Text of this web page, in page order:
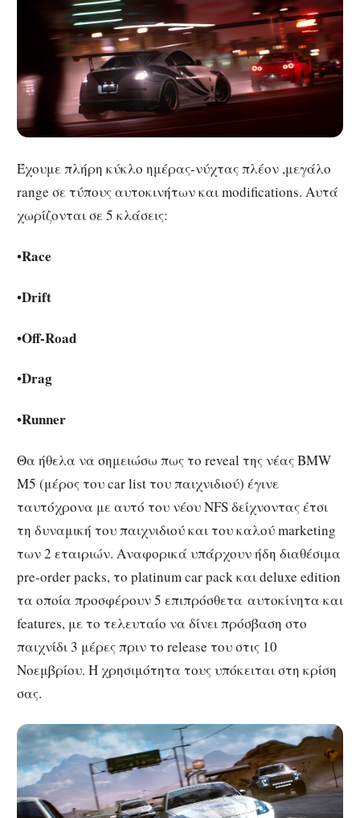
Έχουμε πλήρη κύκλο ημέρας-νύχτας πλέον ,μεγάλο
range σε τύπους αυτοκινήτων και modifications. Αυτά
χωρίζονται σε 5 κλάσεις:
•Race
•Drift
•Off-Road
•Drag
•Runner
Θα ήθελα να σημειώσω πως το reveal της νέας BMW
M5 (μέρος του car list του παιχνιδιού) έγινε
ταυτόχρονα με αυτό του νέου NFS δείχνοντας έτσι
τη δυναμική του παιχνιδιού και του καλού marketing
των 2 εταιριών. Αναφορικά υπάρχουν ήδη διαθέσιμα
pre-order packs, το platinum car pack και deluxe edition
τα οποία προσφέρουν 5 επιπρόσθετα αυτοκίνητα και
features, με το τελευταίο να δίνει πρόσβαση στο
παιχνίδι 3 μέρες πριν το release του στις 10
Νοεμβρίου. Η χρησιμότητα τους υπόκειται στη κρίση
σας.